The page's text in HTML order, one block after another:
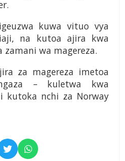
kuwa vituo vya
na kutoa ajira kwa
wa magereza.
za magereza imetoa
– kuletwa kwa
kutoka nchi za Norway